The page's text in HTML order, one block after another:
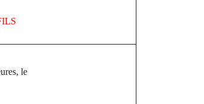
le